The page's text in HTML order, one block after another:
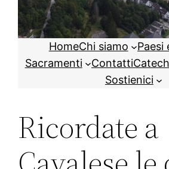
HomeChi siamo
Paesi
Sacramenti
Contatti
Sostienici
Ricordate a